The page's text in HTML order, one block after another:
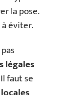
la pose.
éviter.
légales
faut se